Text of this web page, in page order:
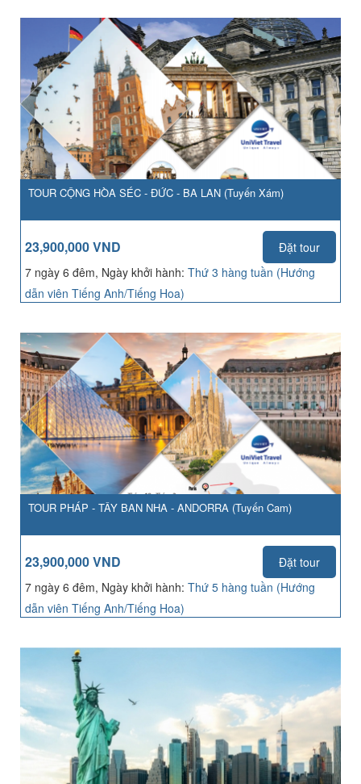
TOUR CỘNG HÒA SÉC - ĐỨC - BA LAN (Tuyến Xám)
23,900,000 VND
Đặt tour
7 ngày 6 đêm, Ngày khởi hành: Thứ 3 hàng tuần (Hướng
dẫn viên Tiếng Anh/Tiếng Hoa)
TOUR PHÁP - TÂY BAN NHA - ANDORRA (Tuyến Cam)
23,900,000 VND
Đặt tour
7 ngày 6 đêm, Ngày khởi hành: Thứ 5 hàng tuần (Hướng
dẫn viên Tiếng Anh/Tiếng Hoa)